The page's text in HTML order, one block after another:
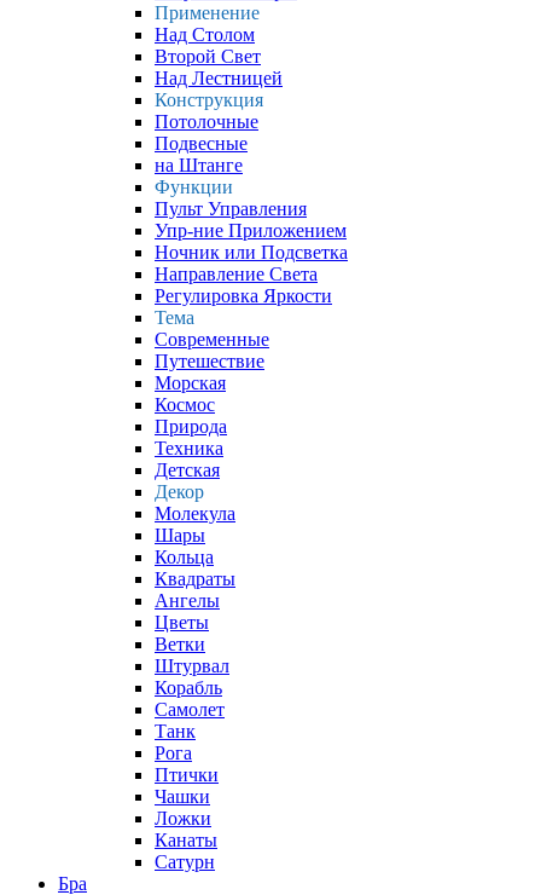
Применение
Над Столом
Второй Свет
Над Лестницей
Конструкция
Потолочные
Подвесные
на Штанге
Функции
Пульт Управления
Упр-ние Приложением
Ночник или Подсветка
Направление Света
Регулировка Яркости
Тема
Современные
Путешествие
Морская
Космос
Природа
Техника
Детская
Декор
Молекула
Шары
Кольца
Квадраты
Ангелы
Цветы
Ветки
Штурвал
Корабль
Самолет
Танк
Рога
Птички
Чашки
Ложки
Канаты
Сатурн
Бра